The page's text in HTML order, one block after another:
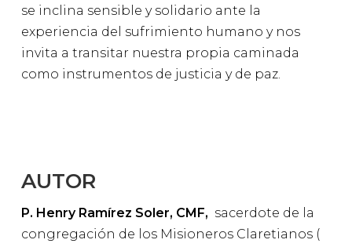
se inclina sensible y solidario ante la
experiencia del sufrimiento humano y nos
invita a transitar nuestra propia caminada
como instrumentos de justicia y de paz.
AUTOR
P. Henry Ramírez Soler, CMF, sacerdote de la
congregación de los Misioneros Claretianos (